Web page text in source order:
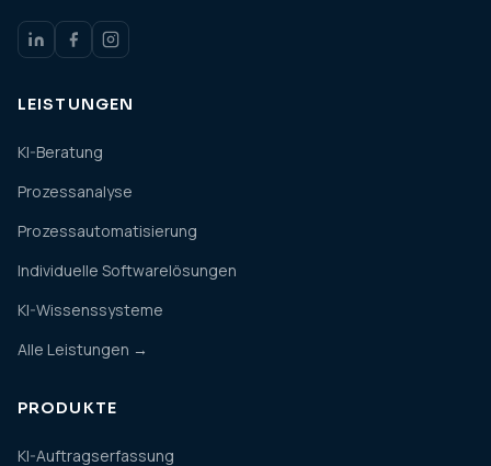
LEISTUNGEN
KI-Beratung
Prozessanalyse
Prozessautomatisierung
Individuelle Softwarelösungen
KI-Wissenssysteme
Alle Leistungen →
PRODUKTE
KI-Auftragserfassung